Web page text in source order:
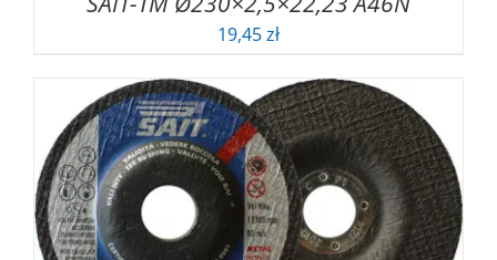
19,45zł